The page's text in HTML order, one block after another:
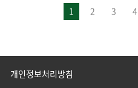
1 2 3 4
개인정보처리방침